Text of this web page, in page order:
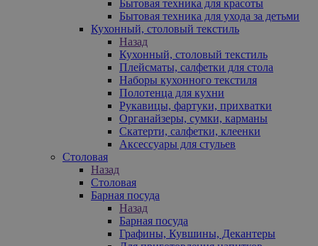
Бытовая техника для красоты
Бытовая техника для ухода за детьми
Кухонный, столовый текстиль
Назад
Кухонный, столовый текстиль
Плейсматы, салфетки для стола
Наборы кухонного текстиля
Полотенца для кухни
Рукавицы, фартуки, прихватки
Органайзеры, сумки, карманы
Скатерти, салфетки, клеенки
Аксессуары для стульев
Столовая
Назад
Столовая
Барная посуда
Назад
Барная посуда
Графины, Кувшины, Декантеры